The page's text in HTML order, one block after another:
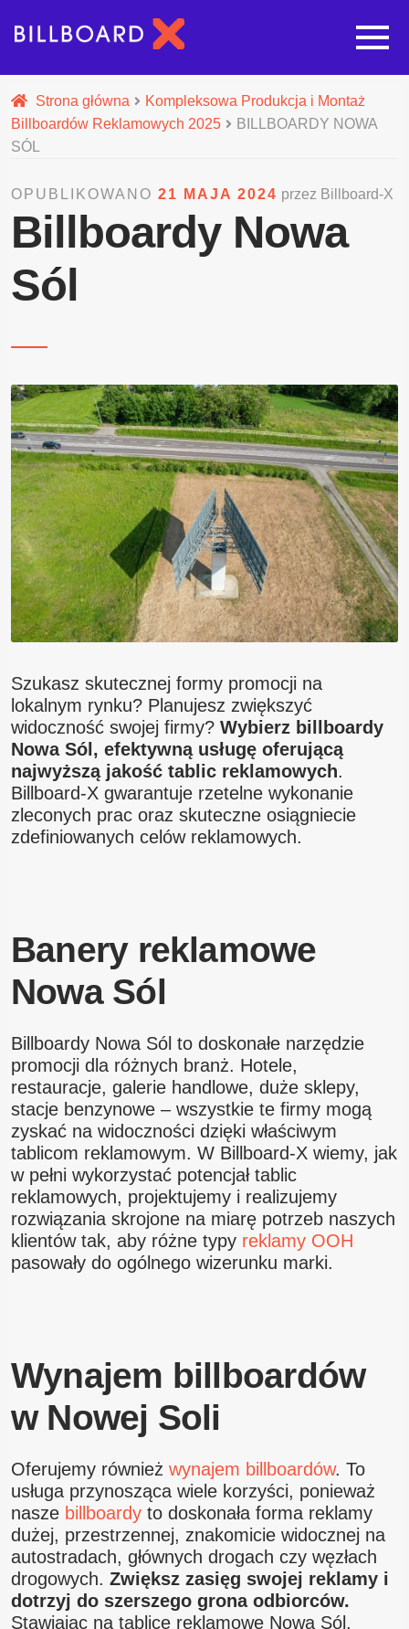
Oferta budowy reklam
Nasze pozostałe usługi
Galeria
Blog
Kontakt
Strona główna
Kompleksowa Produkcja i Montaż
Billboardów Reklamowych 2025
BILLBOARDY NOWA
SÓL
OPUBLIKOWANO 21 MAJA 2024 przez Billboard-X
Billboardy Nowa
Sól
Szukasz skutecznej formy promocji na
lokalnym rynku? Planujesz zwiększyć
widoczność swojej firmy? Wybierz billboardy
Nowa Sól, efektywną usługę oferującą
najwyższą jakość tablic reklamowych.
Billboard-X gwarantuje rzetelne wykonanie
zleconych prac oraz skuteczne osiągniecie
zdefiniowanych celów reklamowych.
Banery reklamowe
Nowa Sól
Billboardy Nowa Sól to doskonałe narzędzie
promocji dla różnych branż. Hotele,
restauracje, galerie handlowe, duże sklepy,
stacje benzynowe – wszystkie te firmy mogą
zyskać na widoczności dzięki właściwym
tablicom reklamowym. W Billboard-X wiemy, jak
w pełni wykorzystać potencjał tablic
reklamowych, projektujemy i realizujemy
rozwiązania skrojone na miarę potrzeb naszych
klientów tak, aby różne typy reklamy OOH
pasowały do ogólnego wizerunku marki.
Wynajem billboardów
w Nowej Soli
Oferujemy również wynajem billboardów. To
usługa przynosząca wiele korzyści, ponieważ
nasze billboardy to doskonała forma reklamy
dużej, przestrzennej, znakomicie widocznej na
autostradach, głównych drogach czy węzłach
drogowych. Zwiększ zasięg swojej reklamy i
dotrzyj do szerszego grona odbiorców.
Stawiając na tablice reklamowe Nowa Sól,